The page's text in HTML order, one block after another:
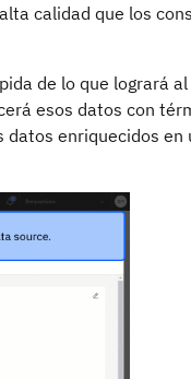
calidad que los
de lo que logrará
esos datos con
enriquecidos en